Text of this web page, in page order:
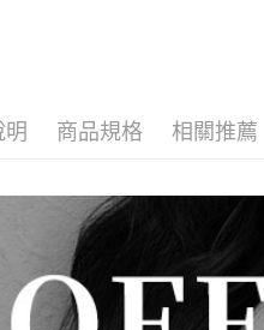
明 商品規格 相關推薦